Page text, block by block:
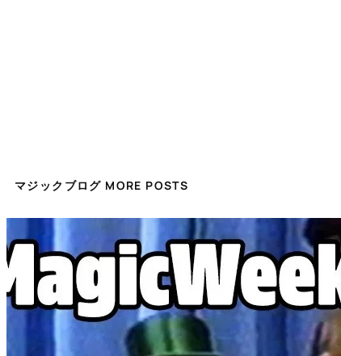
マジックブログ MORE POSTS